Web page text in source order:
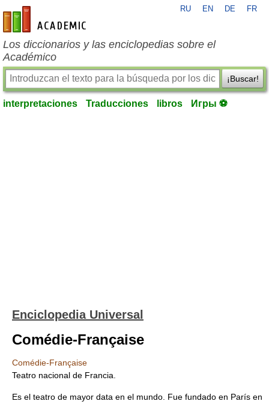
es-academic.com
RU EN DE FR
Los diccionarios y las enciclopedias sobre el
Académico
¡Buscar!
interpretaciones Traducciones libros Игры ⚽
Enciclopedia Universal
Comédie-Française
Comédie-Française
Teatro nacional de Francia.
Es el teatro de mayor data en el mundo. Fue fundado en París en